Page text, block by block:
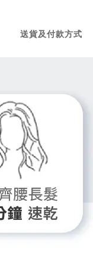
送貨及付款方式